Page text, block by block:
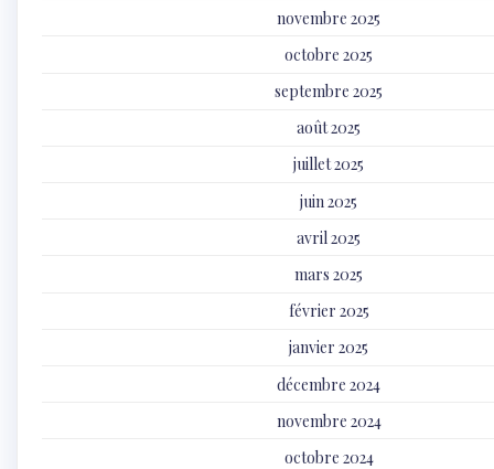
novembre 2025
octobre 2025
septembre 2025
août 2025
juillet 2025
juin 2025
avril 2025
mars 2025
février 2025
janvier 2025
décembre 2024
novembre 2024
octobre 2024